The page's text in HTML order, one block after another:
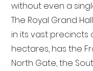
without even a
The Royal Grand
in its vast precincts
hectares, has the
North Gate, the